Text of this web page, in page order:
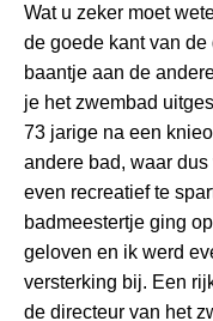
Wat u zeker moet
de goede kant van
baantje aan de
je het zwembad
73 jarige na een
andere bad, waar
even recreatief te
badmeestertje ging
geloven en ik werd
versterking bij. Een
de directeur van het